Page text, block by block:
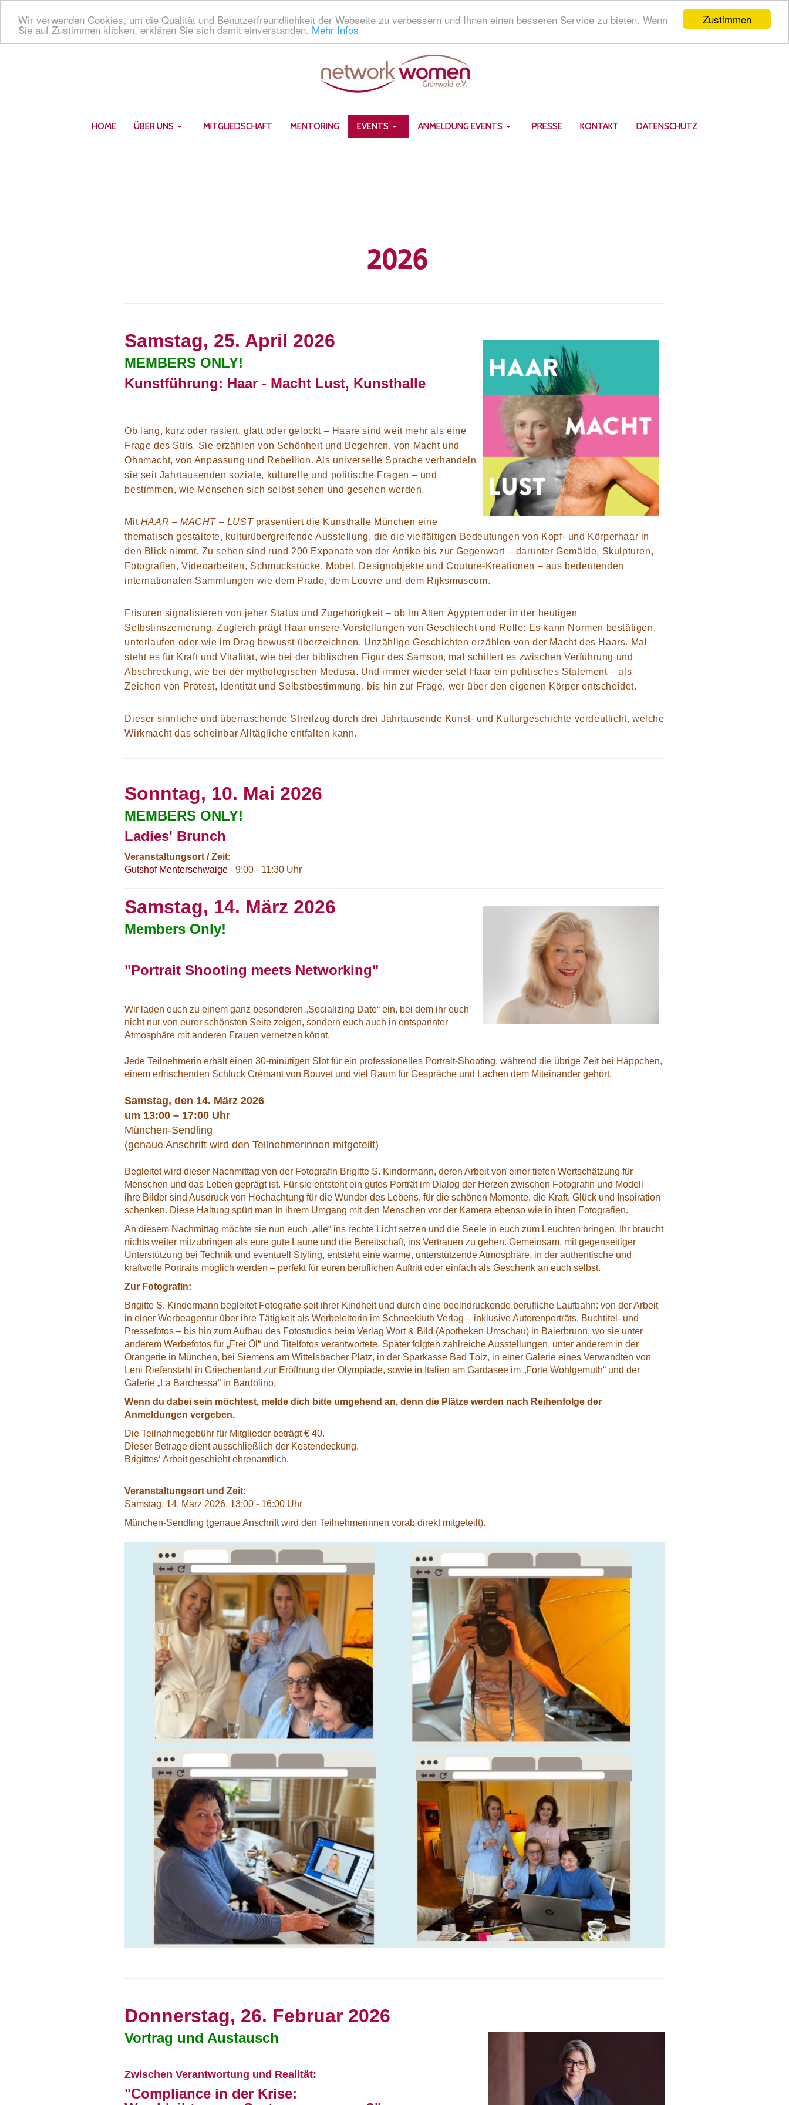
Zustimmen
Wir verwenden Cookies, um die Qualität und Benutzerfreundlichkeit der Webseite zu verbessern und Ihnen einen besseren Service zu bieten. Wenn
Sie auf Zustimmen klicken, erklären Sie sich damit einverstanden. Mehr Infos
HOME ÜBER UNS MITGLIEDSCHAFT MENTORING EVENTS ANMELDUNG EVENTS PRESSE KONTAKT DATENSCHUTZ
2026
Samstag, 25. April 2026
MEMBERS ONLY!
Kunstführung: Haar - Macht Lust, Kunsthalle
Ob lang, kurz oder rasiert, glatt oder gelockt – Haare sind weit mehr als eine
Frage des Stils. Sie erzählen von Schönheit und Begehren, von Macht und
Ohnmacht, von Anpassung und Rebellion. Als universelle Sprache verhandeln
sie seit Jahrtausenden soziale, kulturelle und politische Fragen – und
bestimmen, wie Menschen sich selbst sehen und gesehen werden.
Mit HAAR – MACHT – LUSTpräsentiert die Kunsthalle München eine
thematisch gestaltete, kulturübergreifende Ausstellung, die die vielfältigen Bedeutungen von Kopf- und Körperhaar in
den Blick nimmt. Zu sehen sind rund 200 Exponate von der Antike bis zur Gegenwart – darunter Gemälde, Skulpturen,
Fotografien, Videoarbeiten, Schmuckstücke, Möbel, Designobjekte und Couture-Kreationen – aus bedeutenden
internationalen Sammlungen wie dem Prado, dem Louvre und dem Rijksmuseum.
Frisuren signalisieren von jeher Status und Zugehörigkeit – ob im Alten Ägypten oder in der heutigen
Selbstinszenierung. Zugleich prägt Haar unsere Vorstellungen von Geschlecht und Rolle: Es kann Normen bestätigen,
unterlaufen oder wie im Drag bewusst überzeichnen. Unzählige Geschichten erzählen von der Macht des Haars. Mal
steht es für Kraft und Vitalität, wie bei der biblischen Figur des Samson, mal schillert es zwischen Verführung und
Abschreckung, wie bei der mythologischen Medusa. Und immer wieder setzt Haar ein politisches Statement – als
Zeichen von Protest, Identität und Selbstbestimmung, bis hin zur Frage, wer über den eigenen Körper entscheidet.
Dieser sinnliche und überraschende Streifzug durch drei Jahrtausende Kunst- und Kulturgeschichte verdeutlicht, welche
Wirkmacht das scheinbar Alltägliche entfalten kann.
Sonntag, 10. Mai 2026
MEMBERS ONLY!
Ladies' Brunch
Veranstaltungsort / Zeit:
Gutshof Menterschwaige - 9:00 - 11:30 Uhr
Samstag, 14. März 2026
Members Only!
"Portrait Shooting meets Networking"
Wir laden euch zu einem ganz besonderen „Socializing Date“ ein, bei dem ihr euch
nicht nur von eurer schönsten Seite zeigen, sondern euch auch in entspannter
Atmosphäre mit anderen Frauen vernetzen könnt.
Jede Teilnehmerin erhält einen 30-minütigen Slot für ein professionelles Portrait-Shooting, während die übrige Zeit bei Häppchen,
einem erfrischenden Schluck Crémant von Bouvet und viel Raum für Gespräche und Lachen dem Miteinander gehört.
Samstag, den 14. März 2026
um 13:00 – 17:00 Uhr
München-Sendling
(genaue Anschrift wird den Teilnehmerinnen mitgeteilt)
Begleitet wird dieser Nachmittag von der Fotografin Brigitte S. Kindermann, deren Arbeit von einer tiefen Wertschätzung für
Menschen und das Leben geprägt ist. Für sie entsteht ein gutes Porträt im Dialog der Herzen zwischen Fotografin und Modell –
ihre Bilder sind Ausdruck von Hochachtung für die Wunder des Lebens, für die schönen Momente, die Kraft, Glück und Inspiration
schenken. Diese Haltung spürt man in ihrem Umgang mit den Menschen vor der Kamera ebenso wie in ihren Fotografien.
An diesem Nachmittag möchte sie nun euch „alle“ ins rechte Licht setzen und die Seele in euch zum Leuchten bringen. Ihr braucht
nichts weiter mitzubringen als eure gute Laune und die Bereitschaft, ins Vertrauen zu gehen. Gemeinsam, mit gegenseitiger
Unterstützung bei Technik und eventuell Styling, entsteht eine warme, unterstützende Atmosphäre, in der authentische und
kraftvolle Portraits möglich werden – perfekt für euren beruflichen Auftritt oder einfach als Geschenk an euch selbst.
Zur Fotografin:
Brigitte S. Kindermann begleitet Fotografie seit ihrer Kindheit und durch eine beeindruckende berufliche Laufbahn: von der Arbeit
in einer Werbeagentur über ihre Tätigkeit als Werbeleiterin im Schneekluth Verlag – inklusive Autorenporträts, Buchtitel- und
Pressefotos – bis hin zum Aufbau des Fotostudios beim Verlag Wort & Bild (Apotheken Umschau) in Baierbrunn, wo sie unter
anderem Werbefotos für „Frei Öl“ und Titelfotos verantwortete. Später folgten zahlreiche Ausstellungen, unter anderem in der
Orangerie in München, bei Siemens am Wittelsbacher Platz, in der Sparkasse Bad Tölz, in einer Galerie eines Verwandten von
Leni Riefenstahl in Griechenland zur Eröffnung der Olympiade, sowie in Italien am Gardasee im „Forte Wohlgemuth“ und der
Galerie „La Barchessa“ in Bardolino.
Wenn du dabei sein möchtest, melde dich bitte umgehend an, denn die Plätze werden nach Reihenfolge der
Anmeldungen vergeben.
Die Teilnahmegebühr für Mitglieder beträgt € 40.
Dieser Betrage dient ausschließlich der Kostendeckung.
Brigittes‘ Arbeit geschieht ehrenamtlich.
Veranstaltungsort und Zeit:
Samstag, 14. März 2026, 13:00 - 16:00 Uhr
München-Sendling (genaue Anschrift wird den Teilnehmerinnen vorab direkt mitgeteilt).
Donnerstag, 26. Februar 2026
Vortrag und Austausch
Zwischen Verantwortung und Realität:
"Compliance in der Krise: